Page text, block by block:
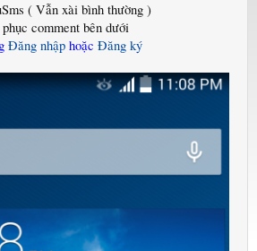
( Vẫn xài bình thường )
comment bên dưới
Đăng nhập hoặc Đăng ký